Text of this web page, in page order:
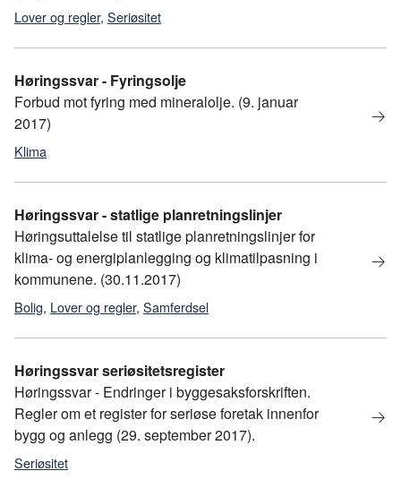
Lover og regler, Seriøsitet
Høringssvar - Fyringsolje
Forbud mot fyring med mineralolje. (9. januar
2017)
Klima
Høringssvar - statlige planretningslinjer
Høringsuttalelse til statlige planretningslinjer for
klima- og energiplanlegging og klimatilpasning i
kommunene. (30.11.2017)
Bolig, Lover og regler, Samferdsel
Høringssvar seriøsitetsregister
Høringssvar - Endringer i byggesaksforskriften.
Regler om et register for seriøse foretak innenfor
bygg og anlegg (29. september 2017).
Seriøsitet